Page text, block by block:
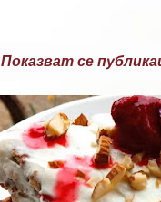
Показват се
ТОРТИ